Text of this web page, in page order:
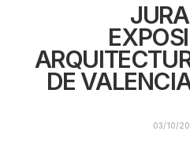
DE
03/10/